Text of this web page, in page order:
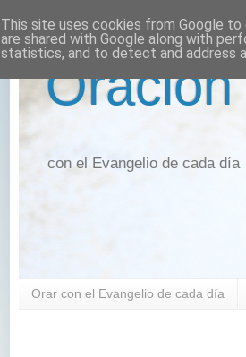
con el Evangelio de cada día
Orar con el Evangelio de cada día
This site uses cookies from Google
are shared with Google along with
statistics, and to detect and address